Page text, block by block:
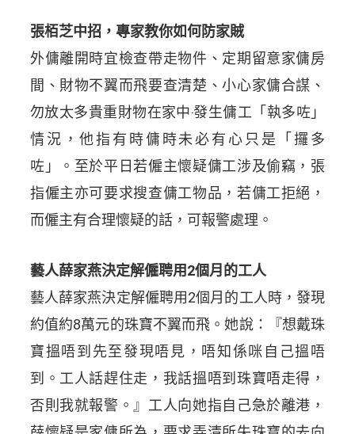
張栢芝中招，專家教你如何防家賊
外傭離開時宜檢查帶走物件、定期留意家傭房
間、財物不翼而飛要查清楚、小心家傭合謀、
勿放太多貴重財物在家中‧發生傭工「執多咗」
情況，他指有時傭時未必有心只是「攞多
咗」。至於平日若僱主懷疑傭工涉及偷竊，張
指僱主亦可要求搜查傭工物品，若傭工拒絕，
而僱主有合理懷疑的話，可報警處理。
藝人薛家燕決定解僱聘用2個月的工人
藝人薛家燕決定解僱聘用2個月的工人時，發現
約值約8萬元的珠寶不翼而飛。她說：『想戴珠
寶搵唔到先至發現唔見，唔知係咪自己搵唔
到。工人話趕住走，我話搵唔到珠寶唔走得，
否則我就報警。』工人向她指自己急於離港，